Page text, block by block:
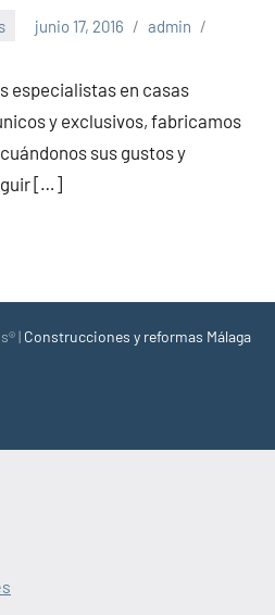
junio 17, 2016 admin
especialistas en casas
y exclusivos, fabricamos
sus gustos y
[…]
| Construcciones y reformas Málaga